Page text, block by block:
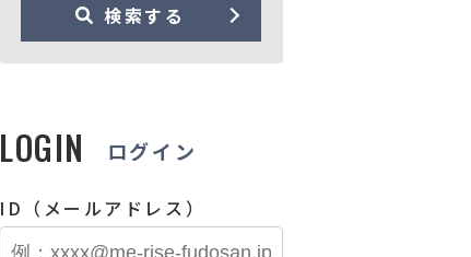
検索する
LOGIN ログイン
ID（メールアドレス）